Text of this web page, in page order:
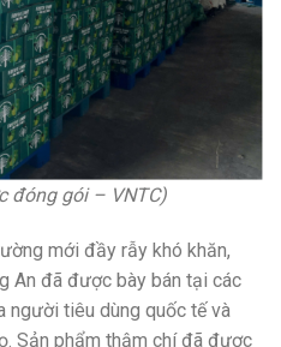
đóng gói – VNTC)
mới đầy rẫy khó khăn,
An đã được bày bán tại các
người tiêu dùng quốc tế và
Sản phẩm thậm chí đã được